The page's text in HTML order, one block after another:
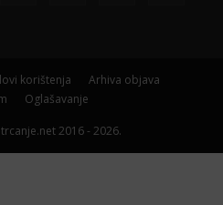
korištenja
Arhiva objava
Oglašavanje
2016 - 2026.